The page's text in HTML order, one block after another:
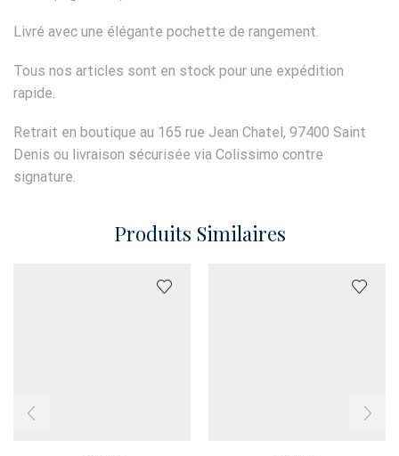
Livré avec une élégante pochette de rangement.
Tous nos articles sont en stock pour une expédition
rapide.
Retrait en boutique au 165 rue Jean Chatel, 97400 Saint
Denis ou livraison sécurisée via Colissimo contre
signature.
Produits Similaires